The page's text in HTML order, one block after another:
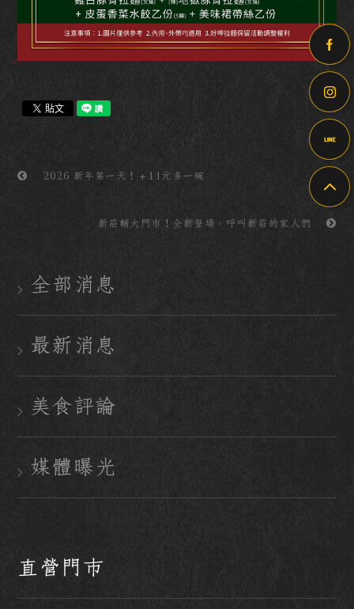
2026 新年第一天！＋11元多一碗
新莊輔大門市！全新登場，呼叫新莊的家人們
全部消息
最新消息
美食評論
媒體曝光
直營門市